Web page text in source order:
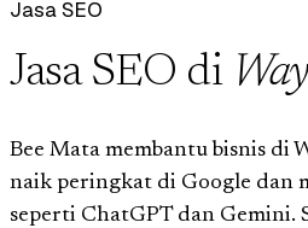
Jasa SEO
Jasa SEO di
Bee Mata membantu bisnis di
naik peringkat di Google dan
seperti ChatGPT dan Gemini.